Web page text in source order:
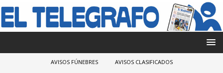
AVISOS FÚNEBRES AVISOS CLASIFICADOS